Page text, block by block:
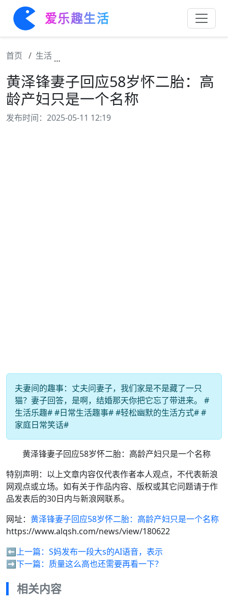
爱乐趣生活
首页 生活
黄泽锋妻子回应58岁怀二胎：高
龄产妇只是一个名称
发布时间：2025-05-11 12:19
夫妻间的趣事：丈夫问妻子，我们家是不是藏了一只
猫？妻子回答，是啊，结婚那天你把它忘了带进来。 #
生活乐趣# #日常生活趣事# #轻松幽默的生活方式# #
家庭日常笑话#
黄泽锋妻子回应58岁怀二胎：高龄产妇只是一个名称
特别声明：以上文章内容仅代表作者本人观点，不代表新浪
网观点或立场。如有关于作品内容、版权或其它问题请于作
品发表后的30日内与新浪网联系。
网址： 黄泽锋妻子回应58岁怀二胎：高龄产妇只是一个名称
https://www.alqsh.com/news/view/180622
⬅️上一篇： S妈发布一段大s的AI语音，表示
➡️下一篇： 质量这么高也还需要再看一下？
相关内容